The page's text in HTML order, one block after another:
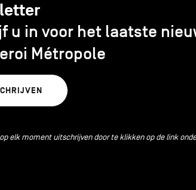
u in voor het laatste
Métropole
elk moment uitschrijven door te klikken op de link